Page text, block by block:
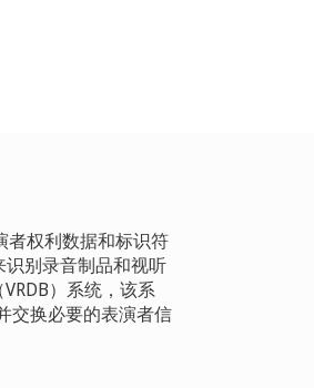
者权利数据和标识符
别录音制品和视听
）系统，该系
交换必要的表演者信